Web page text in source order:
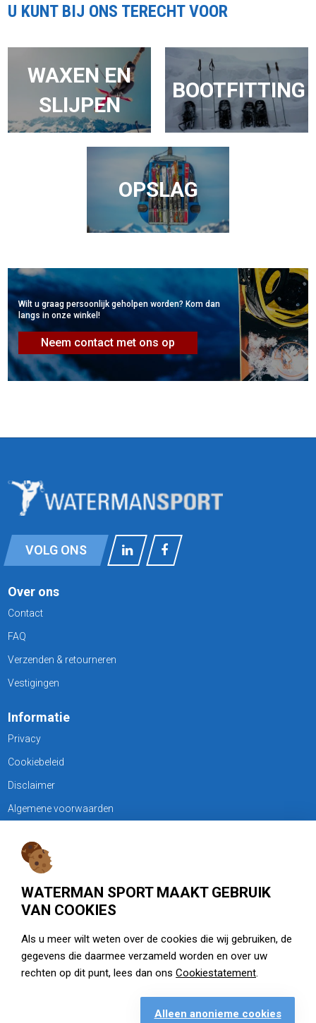
WATERMAN SPORT MAAKT GEBRUIK
VAN COOKIES
Als u meer wilt weten over de cookies die wij gebruiken, de
gegevens die daarmee verzameld worden en over uw
rechten op dit punt, lees dan ons Cookiestatement
Alleen anonieme cookies
U KUNT BIJ ONS TERECHT VOOR
WAXEN EN
SLIJPEN
BOOTFITTING
OPSLAG
Wilt u graag persoonlijk geholpen worden? Kom dan
langs in onze winkel!
Neem contact met ons op
VOLG ONS
Over ons
Contact
FAQ
Verzenden & retourneren
Vestigingen
Informatie
Privacy
Cookiebeleid
Disclaimer
Algemene voorwaarden
KLANTENSERVICE
020 - 6901044
Openingstijden
zie watermansport.nl